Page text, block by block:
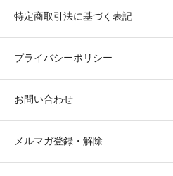
特定商取引法に基づく表記
プライバシーポリシー
お問い合わせ
メルマガ登録・解除